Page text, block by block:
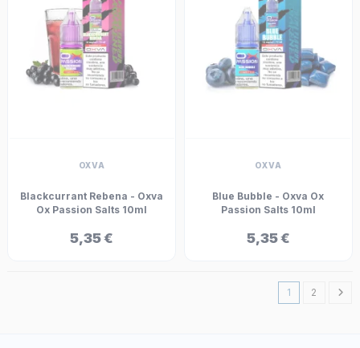
OXVA
Blackcurrant Rebena - Oxva
Ox Passion Salts 10ml
5,35 €
OXVA
Blue Bubble - Oxva Ox
Passion Salts 10ml
5,35 €
1 2